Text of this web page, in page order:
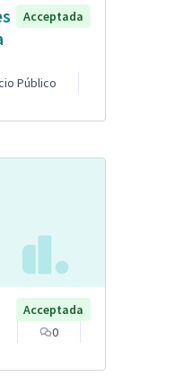
Acceptada
Público
Acceptada
0